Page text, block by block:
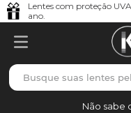
Lentes com proteção
ano.
Busque suas lentes
Não sabe
TERMOS MAIS